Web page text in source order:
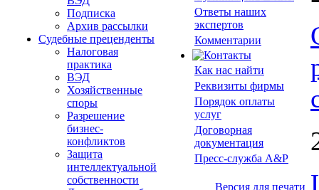
Подписка
Архив рассылки
Судебные преценденты
Налоговая
практика
ВЭД
Хозяйственные
споры
Разрешение
бизнес-
конфликтов
Защита
интеллектуальной
собственности
Ответы наших
экспертов
Комментарии
Как нас найти
Реквизиты фирмы
Порядок оплаты
услуг
Договорная
документация
Пресс-служба A&P
Версия для печати